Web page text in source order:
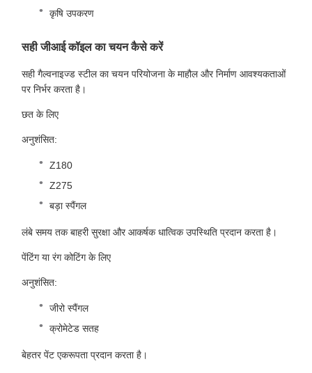
कृषि उपकरण
सही जीआई कॉइल का चयन कैसे करें
सही गैल्वनाइज्ड स्टील का चयन परियोजना के माहौल और निर्माण आवश्यकताओं
पर निर्भर करता है।
छत के लिए
अनुशंसित:
Z180
Z275
बड़ा स्पैंगल
लंबे समय तक बाहरी सुरक्षा और आकर्षक धात्विक उपस्थिति प्रदान करता है।
पेंटिंग या रंग कोटिंग के लिए
अनुशंसित:
जीरो स्पैंगल
क्रोमेटेड सतह
बेहतर पेंट एकरूपता प्रदान करता है।